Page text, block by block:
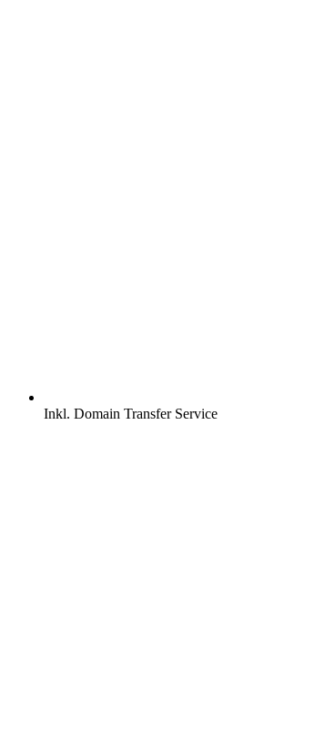
Inkl. Domain Transfer Service